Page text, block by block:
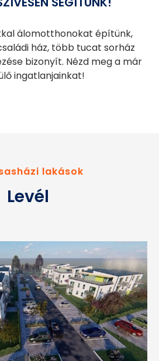
álomotthonokat építünk,
ház, több tucat sorház
bizonyít. Nézd meg a már
ingatlanjainkat!
lakások
Levél